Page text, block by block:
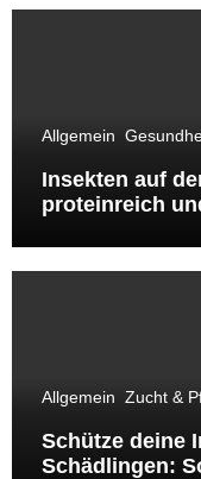
Allgemein
Insekten auf
proteinreich
Allgemein Zucht &
Schütze deine
Schädlingen: